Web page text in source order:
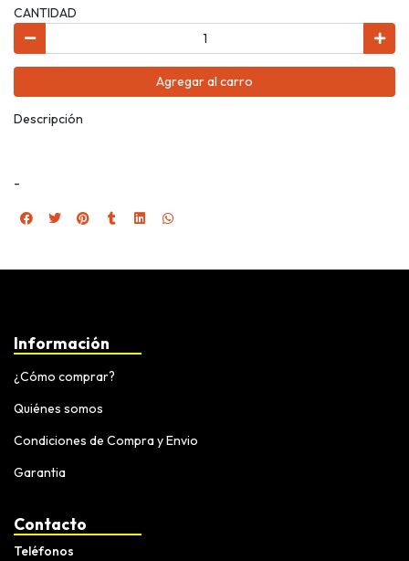
CANTIDAD
Agregar al carro
Descripción
-
Información
¿Cómo comprar?
Quiénes somos
Condiciones de Compra y Envio
Garantia
Contacto
Teléfonos